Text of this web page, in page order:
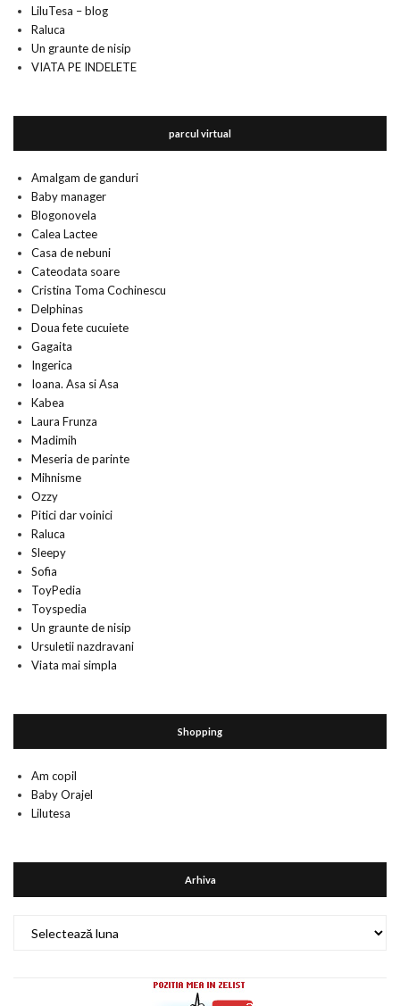
LiluTesa – blog
Raluca
Un graunte de nisip
VIATA PE INDELETE
parcul virtual
Amalgam de ganduri
Baby manager
Blogonovela
Calea Lactee
Casa de nebuni
Cateodata soare
Cristina Toma Cochinescu
Delphinas
Doua fete cucuiete
Gagaita
Ingerica
Ioana. Asa si Asa
Kabea
Laura Frunza
Madimih
Meseria de parinte
Mihnisme
Ozzy
Pitici dar voinici
Raluca
Sleepy
Sofia
ToyPedia
Toyspedia
Un graunte de nisip
Ursuletii nazdravani
Viata mai simpla
Shopping
Am copil
Baby Orajel
Lilutesa
Arhiva